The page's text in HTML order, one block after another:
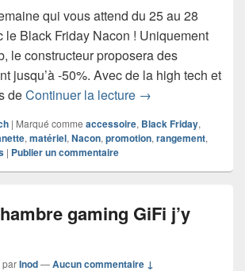
qui vous attend du 25 au 28
le Black Friday Nacon ! Uniquement
le constructeur proposera des
jusqu’à -50%. Avec de la high tech et
deContinuer la lecture Sélection du
→
| Marqué comme accessoire, Black Friday,
, matériel, Nacon, promotion, rangement,
| Publier un commentaire
gaming GiFi j’y
parInod—Aucun commentaire ↓